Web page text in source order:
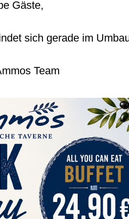
Gäste,
sich gerade im
Team